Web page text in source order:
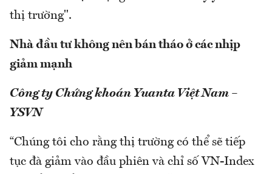
thị trường".
Nhà đầu tư không nên bán tháo ở các nhịp
giảm mạnh
Công ty Chứng khoán Yuanta Việt Nam –
YSVN
“Chúng tôi cho rằng thị trường có thể sẽ tiếp
tục đà giảm vào đầu phiên và chỉ số VN-Index